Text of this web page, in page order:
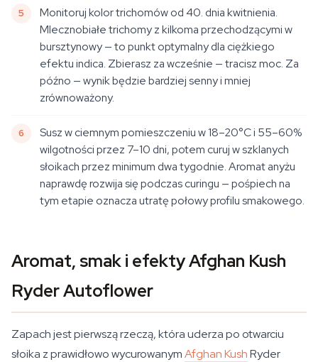
Monitoruj kolor trichomów od 40. dnia kwitnienia.
Mlecznobiałe trichomy z kilkoma przechodzącymi w
bursztynowy — to punkt optymalny dla ciężkiego
efektu indica. Zbierasz za wcześnie — tracisz moc. Za
późno — wynik będzie bardziej senny i mniej
zrównoważony.
Susz w ciemnym pomieszczeniu w 18–20°C i 55–60%
wilgotności przez 7–10 dni, potem curuj w szklanych
słoikach przez minimum dwa tygodnie. Aromat anyżu
naprawdę rozwija się podczas curingu — pośpiech na
tym etapie oznacza utratę połowy profilu smakowego.
Aromat, smak i efekty Afghan Kush
Ryder Autoflower
Zapach jest pierwszą rzeczą, która uderza po otwarciu
słoika z prawidłowo wycurowanymAfghan KushRyder